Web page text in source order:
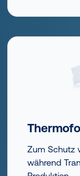
Zum Schutz
während